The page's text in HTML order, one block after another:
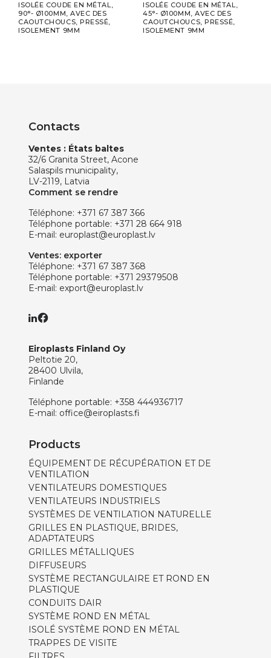
ISOLÉE COUDE EN MÉTAL,
90°- Ø100MM, AVEC DES
CAOUTCHOUCS, PRESSÉ,
ISOLEMENT 9MM
ISOLÉE COUDE EN MÉTAL,
45°- Ø100MM, AVEC DES
CAOUTCHOUCS, PRESSÉ,
ISOLEMENT 9MM
Contacts
Ventes : États baltes
32/6 Granita Street, Acone
Salaspils municipality,
LV-2119, Latvia
Comment se rendre
Téléphone: +371 67 387 366
Téléphone portable: +371 28 664 918
E-mail: europlast@europlast.lv
Ventes: exporter
Téléphone: +371 67 387 368
Téléphone portable: +371 29379508
E-mail: export@europlast.lv
Eiroplasts Finland Oy
Peltotie 20,
28400 Ulvila,
Finlande
Téléphone portable: +358 444936717
E-mail: office@eiroplasts.fi
Products
ÉQUIPEMENT DE RÉCUPÉRATION ET DE
VENTILATION
VENTILATEURS DOMESTIQUES
VENTILATEURS INDUSTRIELS
SYSTÈMES DE VENTILATION NATURELLE
GRILLES EN PLASTIQUE, BRIDES,
ADAPTATEURS
GRILLES MÉTALLIQUES
DIFFUSEURS
SYSTÈME RECTANGULAIRE ET ROND EN
PLASTIQUE
CONDUITS DAIR
SYSTÈME ROND EN MÉTAL
ISOLÉ SYSTÈME ROND EN MÉTAL
TRAPPES DE VISITE